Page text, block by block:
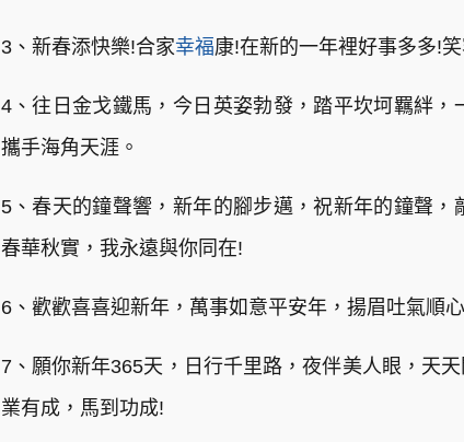
3、新春添快樂!合家幸福康!在新的一年裡好事多多!
4、往日金戈鐵馬，今日英姿勃發，踏平坎坷羈絆
攜手海角天涯。
5、春天的鐘聲響，新年的腳步邁，祝新年的鐘聲
春華秋實，我永遠與你同在!
6、歡歡喜喜迎新年，萬事如意平安年，揚眉吐氣順心
7、願你新年365天，日行千里路，夜伴美人眼，天
業有成，馬到功成!